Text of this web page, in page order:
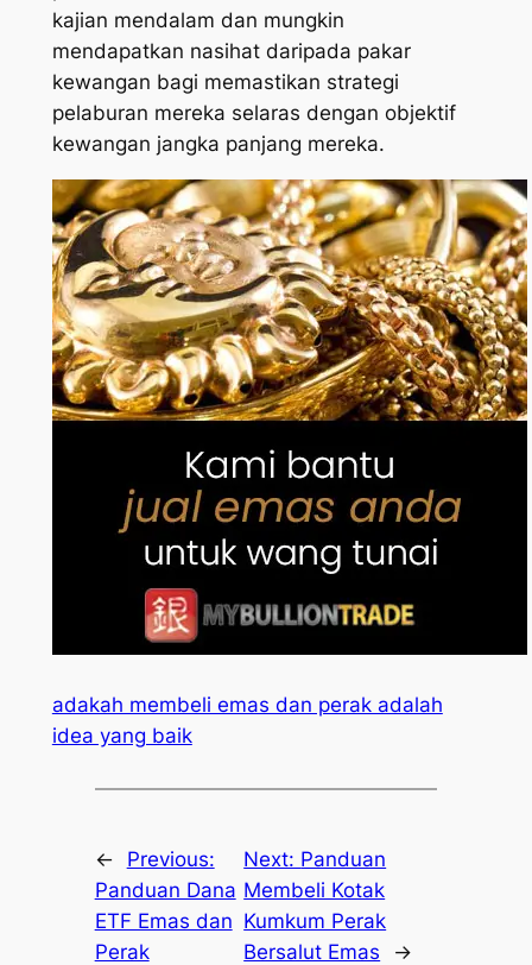
kajian mendalam dan mungkin
mendapatkan nasihat daripada pakar
kewangan bagi memastikan strategi
pelaburan mereka selaras dengan objektif
kewangan jangka panjang mereka.
adakah membeli emas dan perak adalah
idea yang baik
←
Previous:
Panduan Dana
ETF Emas dan
Perak
Next: Panduan
Membeli Kotak
Kumkum Perak
Bersalut Emas
→